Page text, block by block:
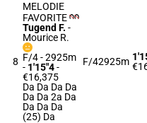
8
MELODIE
FAVORITE
Tugend F. -
Mourice R.
F/4 - 2925m
- 1'15"4-
€16,375
Da Da Da Da
Da Da 2a Da
Da Da Da
(25) Da
F/42925m